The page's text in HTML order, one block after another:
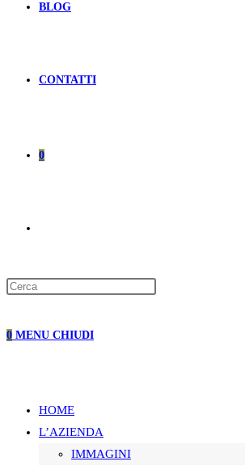
BLOG
CONTATTI
0
0 MENU CHIUDI
HOME
L’AZIENDA
IMMAGINI